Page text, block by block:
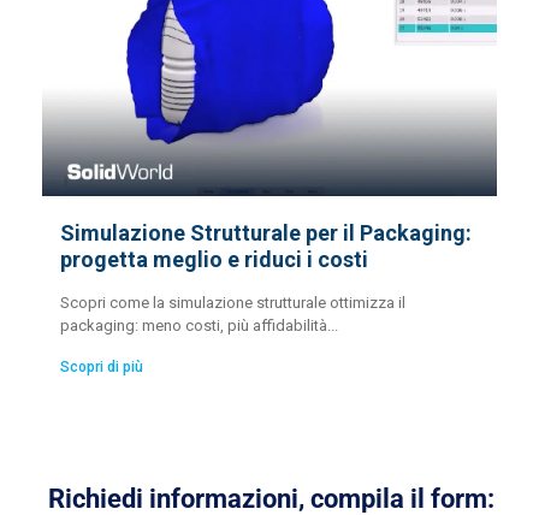
Simulazione Strutturale per il Packaging:
progetta meglio e riduci i costi
Scopri come la simulazione strutturale ottimizza il
packaging: meno costi, più affidabilità...
Scopri di più
Richiedi informazioni, compila il form: